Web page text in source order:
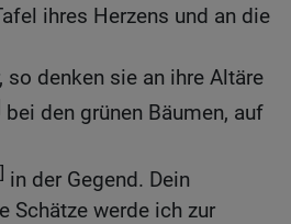
ihres Herzens und an die
so denken sie an ihre Altäre
bei den grünen Bäumen, auf
in der Gegend. Dein
Schätze werde ich zur